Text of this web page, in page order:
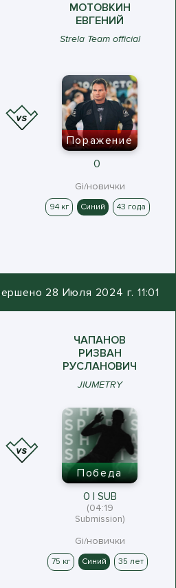
МОТОВКИН
ЕВГЕНИЙ
Strela Team official
Поражение
0
Gi/новички
94 кг Синий 43 года
28 Июля 2024 г. 11:01
ЧАПАНОВ
РИЗВАН
РУСЛАНОВИЧ
JIUMETRY
Победа
0 | SUB
(04:19
Submission)
Gi/новички
75 кг Синий 35 лет